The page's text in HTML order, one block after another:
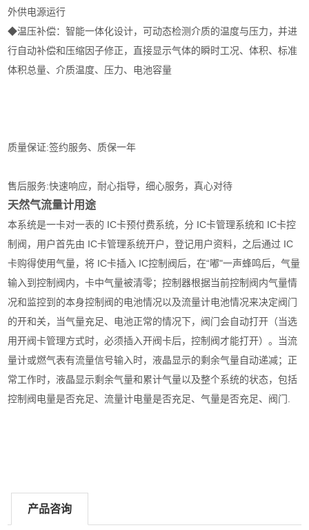
外供电源运行
◆温压补偿：智能一体化设计，可动态检测介质的温度与压力，并进
行自动补偿和压缩因子修正，直接显示气体的瞬时工况、体积、标准
体积总量、介质温度、压力、电池容量
质量保证:签约服务、质保一年
售后服务:快速响应，耐心指导，细心服务，真心对待
天然气流量计用途
本系统是一卡对一表的 IC卡预付费系统，分 IC卡管理系统和 IC卡控
制阀，用户首先由 IC卡管理系统开户，登记用户资料，之后通过 IC
卡购得使用气量，将 IC卡插入 IC控制阀后，在“嘟"一声蜂鸣后，气量
输入到控制阀内，卡中气量被清零；控制器根据当前控制阀内气量情
况和监控到的本身控制阀的电池情况以及流量计电池情况来决定阀门
的开和关，当气量充足、电池正常的情况下，阀门会自动打开（当选
用开阀卡管理方式时，必须插入开阀卡后，控制阀才能打开）。当流
量计或燃气表有流量信号输入时，液晶显示的剩余气量自动递减；正
常工作时，液晶显示剩余气量和累计气量以及整个系统的状态，包括
控制阀电量是否充足、流量计电量是否充足、气量是否充足、阀门.
产品咨询